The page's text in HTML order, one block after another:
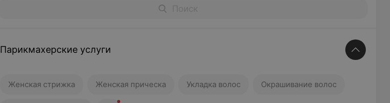
Парикмахерские услуги
Женская стрижка Женская прическа Укладка волос Окрашивание волос